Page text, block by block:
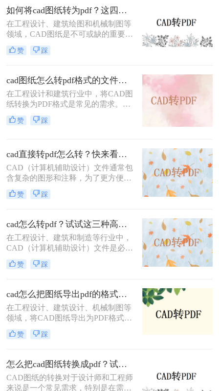
格式呢？本文将介绍三种将CAD文件
转换为PDF格式的高效方法。
如何将cad图纸转为pdf？这四个方法很不错！
在工程设计、建筑绘图和机械制图等
领域，CAD图纸是不可或缺的重要工
具。然而，有时我们需要将CAD图纸
转换为PDF格式，以便更好地进行分
台性、兼容性好以及不易被篡改的特
点，因此备受青睐。那么如何将cad图
纸转为pdf呢？本文将介绍四种将
CAD图纸转换为PDF的方法，帮助读
者轻松应对这一需求。
赞 踩
cad图纸怎么转pdf格式的文件？来试试这3种方法！
在工程设计和建筑行业中，将CAD图
纸转换为PDF格式是常见的需求。无
论是为了方便共享、打印还是保持图
纸的原始格式，掌握高效的CAD转
细介绍三种将CAD图纸转换为PDF的
方法，帮助您轻松应对各种需求。
赞 踩
cad直接转pdf怎么转？快来看这三个方法！
CAD（计算机辅助设计）文件通常包
含复杂的图形和注释，为了更方便地
共享和查看，将其转换为PDF格式是
一个很好的选择。那么cad直接转pdf
件直接转换为PDF的高效方法。
赞 踩
cad怎么转pdf？试试这三种高效转换方法！
在工程设计、建筑和制造等行业中，
CAD（计算机辅助设计）文件是必不
可少的工具。然而，为了方便非专业
人员查看或打印，通常需要将这些复
式。那么cad怎么转pdf呢？本文将介
绍三种常用的CAD转PDF的方法。
赞 踩
cad怎么把图纸导出pdf的格式？教你4招轻松转换！
在工程设计、建筑设计、机械制图等
领域，将CAD图纸导出为PDF格式是
一项常见且重要的任务。PDF格式具
有跨平台、不易被修改和高度保真的
档和打印。那么cad怎么把图纸导出
pdf的格式呢？本文将详细介绍几种将
CAD图纸导出为PDF格式的方法，帮
赞 踩
怎么把cad图纸转换成pdf？试试这三种简单方法！
CAD图纸的转换对于设计师和工程师
来说是一个常见需求，特别是在需要